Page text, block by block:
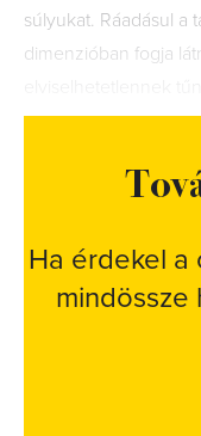
súlyukat. Ráadásul a
dimenzióban fogja
Ha érdekel a
mindössze